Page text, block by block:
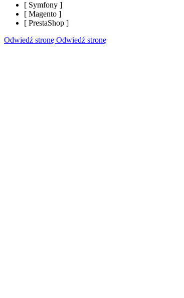
[ Symfony ]
[ Magento ]
[ PrestaShop ]
Odwiedź stronę Odwiedź stronę